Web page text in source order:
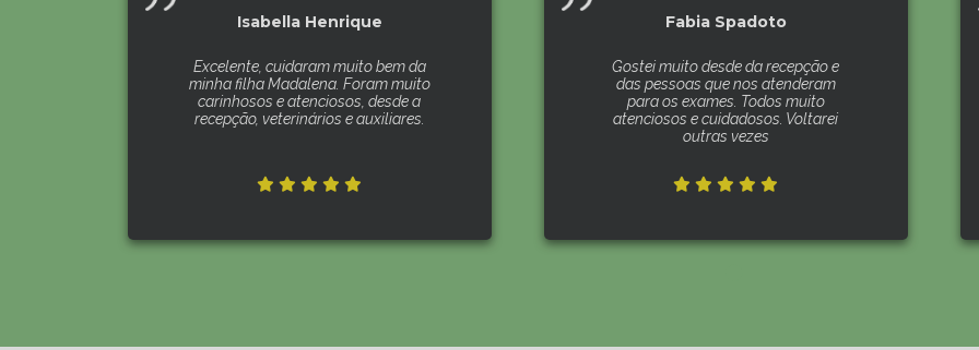
Isabella Henrique
Excelente, cuidaram muito bem da
minha filha Madalena. Foram muito
carinhosos e atenciosos, desde a
recepção, veterinários e auxiliares.
Fabia Spadoto
Gostei muito desde da recepção e
das pessoas que nos atenderam
para os exames. Todos muito
atenciosos e cuidadosos. Voltarei
outras vezes